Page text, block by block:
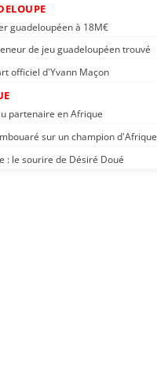
guadeloupéen à 18M€
de jeu guadeloupéen trouvé
officiel d'Yvann Maçon
partenaire en Afrique
sur un champion d'Afrique
: le sourire de Désiré Doué